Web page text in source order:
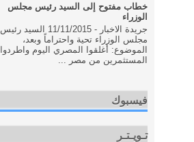
خطاب مفتوح إلى السيد رئيس مجلس
الوزراء
جريدة الاخبار - 11/11/2015 السيد رئيس
مجلس الوزراء تحية واحتراماً وبعد،
الموضوع: أغلقوا المصري اليوم واطردوا
المستثمرين من مصر ...
فيسبوك
تـويـتـر